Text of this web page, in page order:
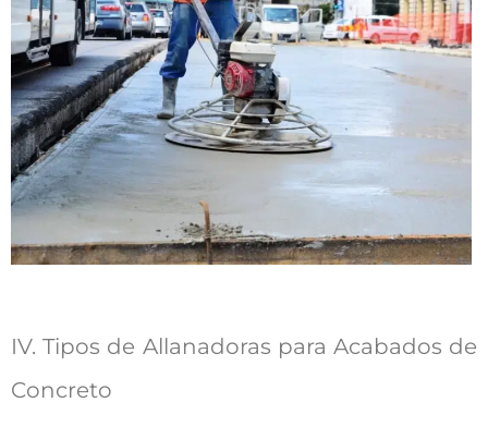
IV. Tipos de Allanadoras para Acabados de
Concreto